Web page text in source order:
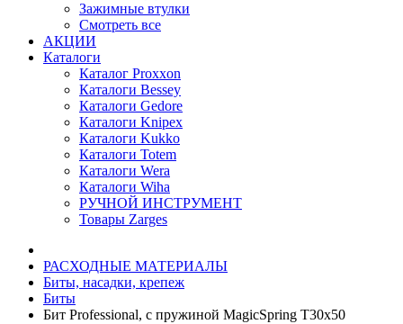
Зажимные втулки
Смотреть все
АКЦИИ
Каталоги
Каталог Proxxon
Каталоги Bessey
Каталоги Gedore
Каталоги Knipex
Каталоги Kukko
Каталоги Totem
Каталоги Wera
Каталоги Wiha
РУЧНОЙ ИНСТРУМЕНТ
Товары Zarges
РАСХОДНЫЕ МАТЕРИАЛЫ
Биты, насадки, крепеж
Биты
Бит Professional, с пружиной MagicSpring Т30x50